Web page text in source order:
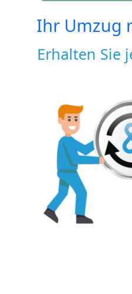
Ihr Umzug
Erhalten Sie